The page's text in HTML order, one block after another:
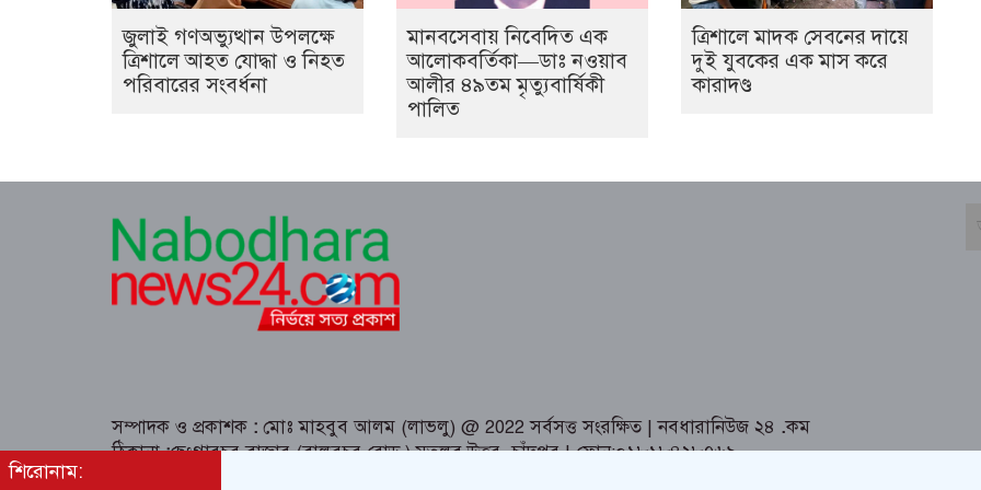
জুলাই গণঅভ্যুত্থান উপলক্ষে
ত্রিশালে আহত যোদ্ধা ও নিহত
পরিবারের সংবর্ধনা
মানবসেবায় নিবেদিত এক
আলোকবর্তিকা—ডাঃ নওয়াব
আলীর ৪৯তম মৃত্যুবার্ষিকী
পালিত
ত্রিশালে মাদক সেবনের দায়ে
দুই যুবকের এক মাস করে
কারাদণ্ড
সম্পাদক ও প্রকাশক : মোঃ মাহবুব আলম (লাভলু) @ 2022 সর্বসত্ত সংরক্ষিত | নবধারানিউজ ২৪ .কম
ঠিকানা:ছেংগারচর বাজার (বালুরচর রোড ) মতলব উত্তর ,চাঁদপুর | ফোন:০১৮১৮৪২৮৭৬৯,
শিরোনাম: